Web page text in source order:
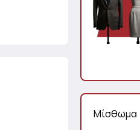
Μίσθωμα